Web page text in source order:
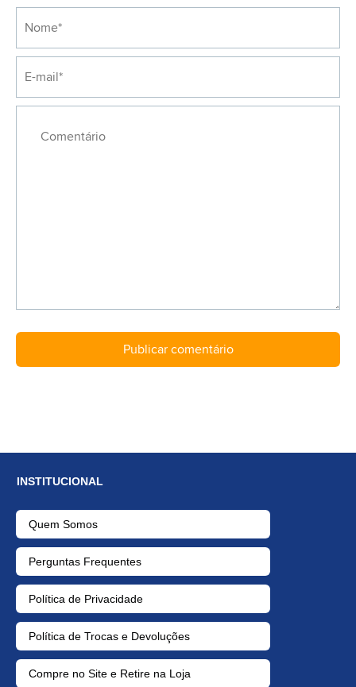
INSTITUCIONAL
Quem Somos
Perguntas Frequentes
Política de Privacidade
Política de Trocas e Devoluções
Compre no Site e Retire na Loja